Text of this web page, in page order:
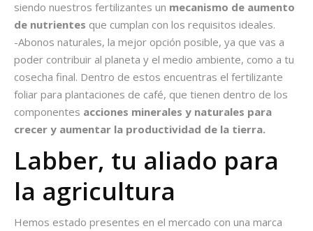
siendo nuestros fertilizantes un mecanismo de aumento
de nutrientes que cumplan con los requisitos ideales.
-Abonos naturales, la mejor opción posible, ya que vas a
poder contribuir al planeta y el medio ambiente, como a tu
cosecha final. Dentro de estos encuentras el fertilizante
foliar para plantaciones de café, que tienen dentro de los
componentes acciones minerales y naturales para
crecer y aumentar la productividad de la tierra.
Labber, tu aliado para
la agricultura
Hemos estado presentes en el mercado con una marca